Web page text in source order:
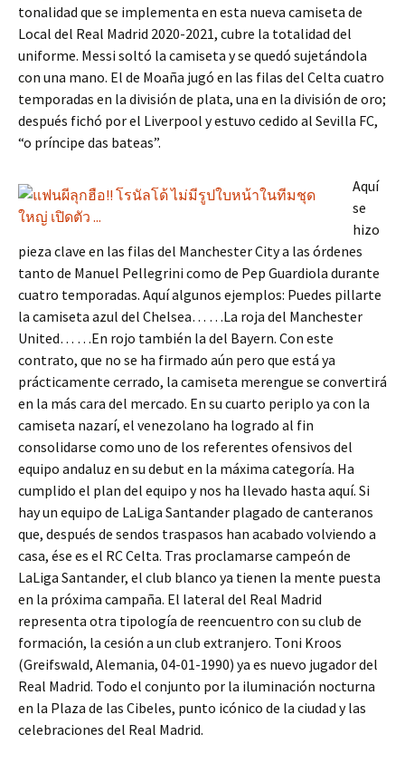
tonalidad que se implementa en esta nueva camiseta de
Local del Real Madrid 2020-2021, cubre la totalidad del
uniforme. Messi soltó la camiseta y se quedó sujetándola
con una mano. El de Moaña jugó en las filas del Celta cuatro
temporadas en la división de plata, una en la división de oro;
después fichó por el Liverpool y estuvo cedido al Sevilla FC,
“o príncipe das bateas”.
Aquí
se
hizo
pieza clave en las filas del Manchester City a las órdenes
tanto de Manuel Pellegrini como de Pep Guardiola durante
cuatro temporadas. Aquí algunos ejemplos: Puedes pillarte
la camiseta azul del Chelsea… …La roja del Manchester
United… …En rojo también la del Bayern. Con este
contrato, que no se ha firmado aún pero que está ya
prácticamente cerrado, la camiseta merengue se convertirá
en la más cara del mercado. En su cuarto periplo ya con la
camiseta nazarí, el venezolano ha logrado al fin
consolidarse como uno de los referentes ofensivos del
equipo andaluz en su debut en la máxima categoría. Ha
cumplido el plan del equipo y nos ha llevado hasta aquí. Si
hay un equipo de LaLiga Santander plagado de canteranos
que, después de sendos traspasos han acabado volviendo a
casa, ése es el RC Celta. Tras proclamarse campeón de
LaLiga Santander, el club blanco ya tienen la mente puesta
en la próxima campaña. El lateral del Real Madrid
representa otra tipología de reencuentro con su club de
formación, la cesión a un club extranjero. Toni Kroos
(Greifswald, Alemania, 04-01-1990) ya es nuevo jugador del
Real Madrid. Todo el conjunto por la iluminación nocturna
en la Plaza de las Cibeles, punto icónico de la ciudad y las
celebraciones del Real Madrid.